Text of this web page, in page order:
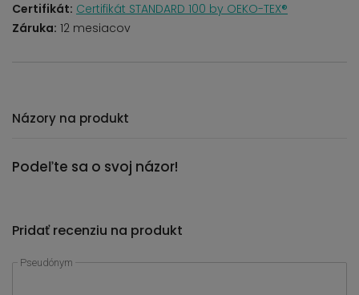
Certifikát: Certifikát STANDARD 100 by OEKO-TEX®
Záruka: 12 mesiacov
Názory na produkt
Podeľte sa o svoj názor!
Pridať recenziu na produkt
Pseudónym